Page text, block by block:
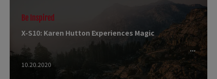
Be Inspired
X-S10: Karen Hutton Experiences Magic
10.20.2020